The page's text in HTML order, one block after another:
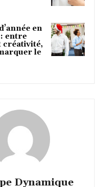
en
entre
créativité,
le
Dynamique